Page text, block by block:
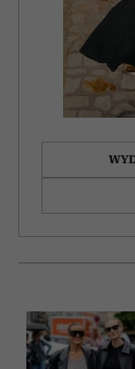
otrzymanymi od
korzystania z ich